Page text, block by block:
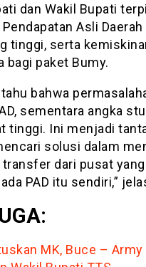
dan Wakil Bupati
Asli
tinggi, serta
bagi paket Bumy.
bahwa
sementara angka
tinggi. Ini menjadi
solusi dalam
dari pusat
PAD itu sendiri,”
MK, Buce –